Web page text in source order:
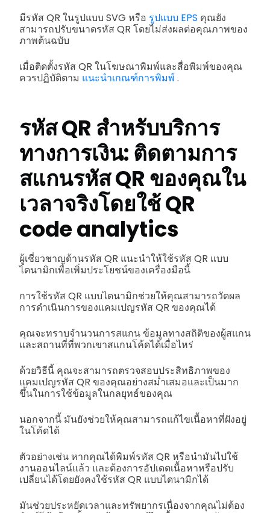
มีรหัส QR ในรูปแบบ SVG หรือ รูปแบบ EPS คุณยัง
สามารถปรับขนาดรหัส QR โดยไม่ส่งผลต่อคุณภาพของ
ภาพต้นฉบับ
เมื่อติดตั้งรหัส QR ในโฆษณาพิมพ์และสื่อพิมพ์ของคุณ
ควรปฏิบัติตาม แนะนำเกณฑ์การพิมพ์ .
รหัส QR สำหรับบริการ
ทางการเงิน: ติดตามการ
สแกนรหัส QR ของคุณใน
เวลาจริงโดยใช้ QR
code analytics
ผู้เชี่ยวชาญด้านรหัส QR แนะนำให้ใช้รหัส QR แบบ
ไดนามิกเพื่อเพิ่มประโยชน์ของเครื่องมือนี้
การใช้รหัส QR แบบไดนามิกช่วยให้คุณสามารถวัดผล
การดำเนินการของแคมเปญรหัส QR ของคุณได้
คุณจะทราบจำนวนการสแกน ข้อมูลทางสถิติของผู้สแกน
และสถานที่ที่พวกเขาสแกนโค้ดได้เมื่อไหร่
ด้วยวิธีนี้ คุณจะสามารถตรวจสอบประสิทธิภาพของ
แคมเปญรหัส QR ของคุณอย่างสม่ำเสมอและเป็นมาก
ขึ้นในการใช้ข้อมูลในกลยุทธ์ของคุณ
นอกจากนี้ มันยังช่วยให้คุณสามารถแก้ไขเนื้อหาที่ฝังอยู่
ในโค้ดได้
ตัวอย่างเช่น หากคุณได้พิมพ์รหัส QR หรือนำมันไปใช้
งานออนไลน์แล้ว และต้องการอัปเดตเนื้อหาหรือปรับ
เปลี่ยนได้โดยยังคงใช้รหัส QR แบบไดนามิกได้
มันช่วยประหยัดเวลาและทรัพยากรเนื่องจากคุณไม่ต้อง